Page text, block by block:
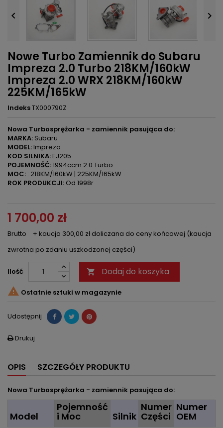
 
Nowe Turbo Zamiennik do Subaru
Impreza 2.0 Turbo 218KM/160kW
Impreza 2.0 WRX 218KM/160kW
225KM/165kW
IndeksTX000790Z
Nowa Turbosprężarka - zamiennik pasująca do:
MARKA: Subaru
MODEL:Impreza
KOD SILNIKA:EJ205
POJEMNOŚĆ:1994ccm 2.0 Turbo
MOC: : 218KM/160kW | 225KM/165kW
ROK PRODUKCJI: Od 1998r
1 700,00 zł
Brutto
+ kaucja 300,00 zł doliczana do ceny końcowej (kaucja
zwrotna po zdaniu uszkodzonej części)
Ilość  Dodaj do koszyka
 Ostatnie sztuki w magazynie
Udostępnij
 Drukuj
OPIS SZCZEGÓŁY PRODUKTU
Nowa Turbosprężarka - zamiennik pasująca do:
Model
Pojemność
i Moc Silnik
Numer
Części
Numer
OEM